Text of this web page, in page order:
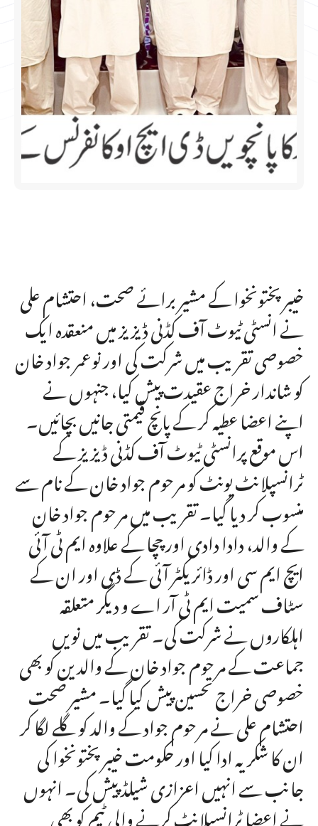
خیبر پختونخوا کے مشیر برائے صحت، احتشام علی
نے انسٹی ٹیوٹ آف کڈنی ڈیزیز میں منعقدہ ایک
خصوصی تقریب میں شرکت کی اور نوعمر جواد خان
کو شاندار خراج عقیدت پیش کیا، جنہوں نے
اپنے اعضا عطیہ کر کے پانچ قیمتی جانیں بچائیں۔
اس موقع پرانسٹی ٹیوٹ آف کڈنی ڈیزیز کے
ٹرانسپلانٹ یونٹ کو مرحوم جواد خان کے نام سے
منسوب کر دیا گیا۔ تقریب میں مرحوم جواد خان
کے والد، دادا دادی اور چچا کے علاوہ ایم ٹی آئی
ایچ ایم سی اور ڈائریکٹر آئی کے ڈی اور ان کے
سٹاف سمیت ایم ٹی آر اے و دیگر متعلقہ
اہلکاروں نے شرکت کی۔ تقریب میں نویں
جماعت کے مرحوم جواد خان کے والدین کو بھی
خصوصی خراج تحسین پیش کیا گیا۔ مشیر صحت
احتشام علی نے مرحوم جواد کے والد کو گلے لگا کر
ان کا شکریہ ادا کیا اور حکومت خیبر پختونخوا کی
جانب سے انہیں اعزازی شیلڈ پیش کی۔ انہوں
نے اعضا ٹرانسپلانٹ کرنے والی ٹیم کو بھی